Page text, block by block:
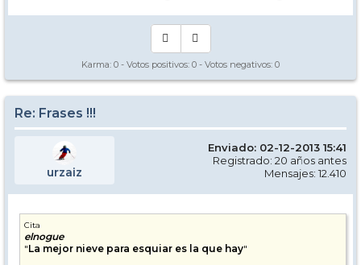
Karma: 0 - Votos positivos: 0 - Votos negativos: 0
Re: Frases !!!
urzaiz
Enviado: 02-12-2013 15:41
Registrado: 20 años antes
Mensajes: 12.410
Cita
elnogue
"La mejor nieve para esquiar es la que hay"